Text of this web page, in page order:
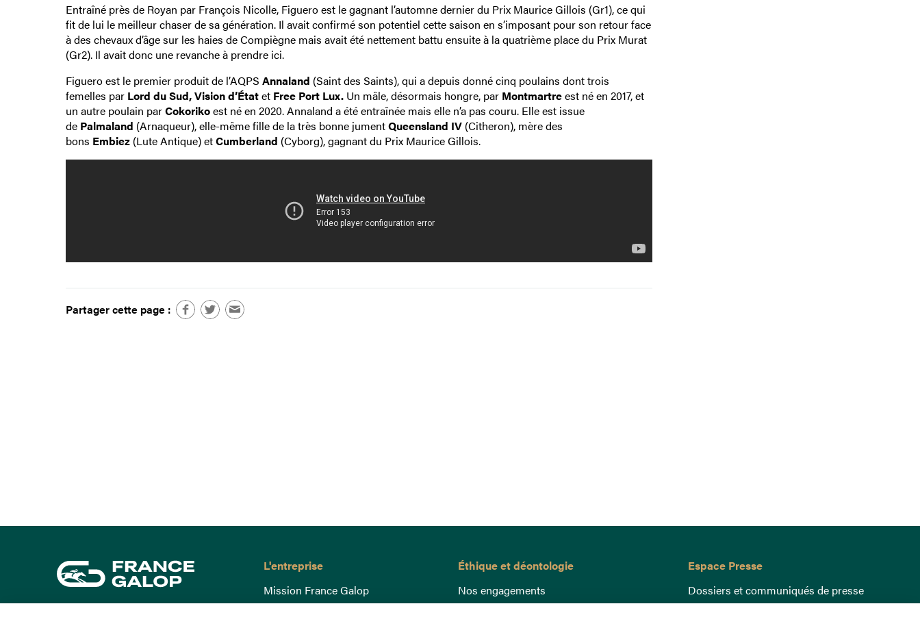
Entraîné près de Royan par François Nicolle, Figuero est le gagnant l’automne dernier du Prix Maurice Gillois (Gr1), ce qui
fit de lui le meilleur chaser de sa génération. Il avait confirmé son potentiel cette saison en s’imposant pour son retour face
à des chevaux d’âge sur les haies de Compiègne mais avait été nettement battu ensuite à la quatrième place du Prix Murat
(Gr2). Il avait donc une revanche à prendre ici.
Figuero est le premier produit de l’AQPS Annaland (Saint des Saints), qui a depuis donné cinq poulains dont trois
femelles par Lord du Sud, Vision d’ÉtatetFree Port Lux.Un mâle, désormais hongre, par Montmartreest né en 2017, et
un autre poulain parCokorikoest né en 2020. Annaland a été entraînée mais elle n’a pas couru. Elle est issue
de Palmaland (Arnaqueur), elle-même fille de la très bonne jumentQueensland IV(Citheron), mère des
bons Embiez(Lute Antique) etCumberland (Cyborg), gagnant du Prix Maurice Gillois.
Partager cette page :
L'entreprise
Mission France Galop
Gouvernance
Éthique et déontologie
Nos engagements
Lutte anti-dopage
Espace Presse
Dossiers et communiqués de presse